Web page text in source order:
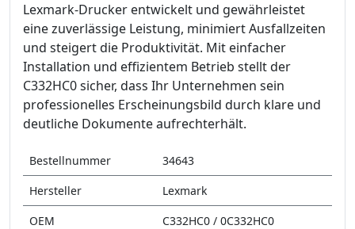
Lexmark-Drucker entwickelt und gewährleistet
eine zuverlässige Leistung, minimiert Ausfallzeiten
und steigert die Produktivität. Mit einfacher
Installation und effizientem Betrieb stellt der
C332HC0 sicher, dass Ihr Unternehmen sein
professionelles Erscheinungsbild durch klare und
deutliche Dokumente aufrechterhält.
Bestellnummer
34643
Hersteller
Lexmark
OEM
C332HC0 / 0C332HC0